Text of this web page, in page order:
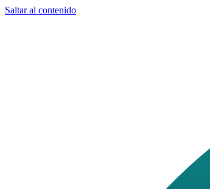
Saltar al contenido